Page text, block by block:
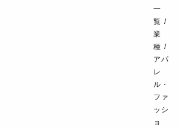
一
覧
業
種
アパ
レ
ル・
ファ
ッシ
ョ